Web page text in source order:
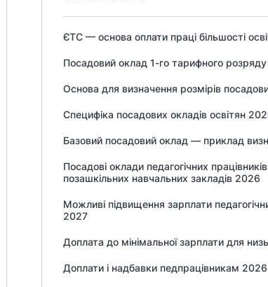
ЄТС — основа оплати праці більшості
Посадовий оклад 1-го тарифного
Основа для визначення розмірів
Специфіка посадових окладів освітян
Базовий посадовий оклад — приклад
Посадові оклади педагогічних
позашкільних навчальних закладів 2026
Можливі підвищення зарплати
2027
Доплата до мінімальної зарплати для
Доплати і надбавки педпрацівникам 2026